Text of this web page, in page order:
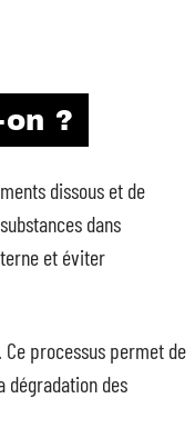
?
dissous et de
dans
et éviter
Ce processus permet de
dégradation des